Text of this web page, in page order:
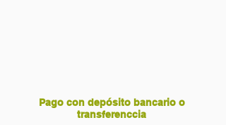
Pago con depósito bancario o
transferenccia